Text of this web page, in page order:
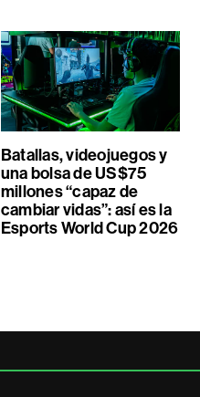
Batallas, videojuegos y
una bolsa de US$75
millones “capaz de
cambiar vidas”: así es la
Esports World Cup 2026